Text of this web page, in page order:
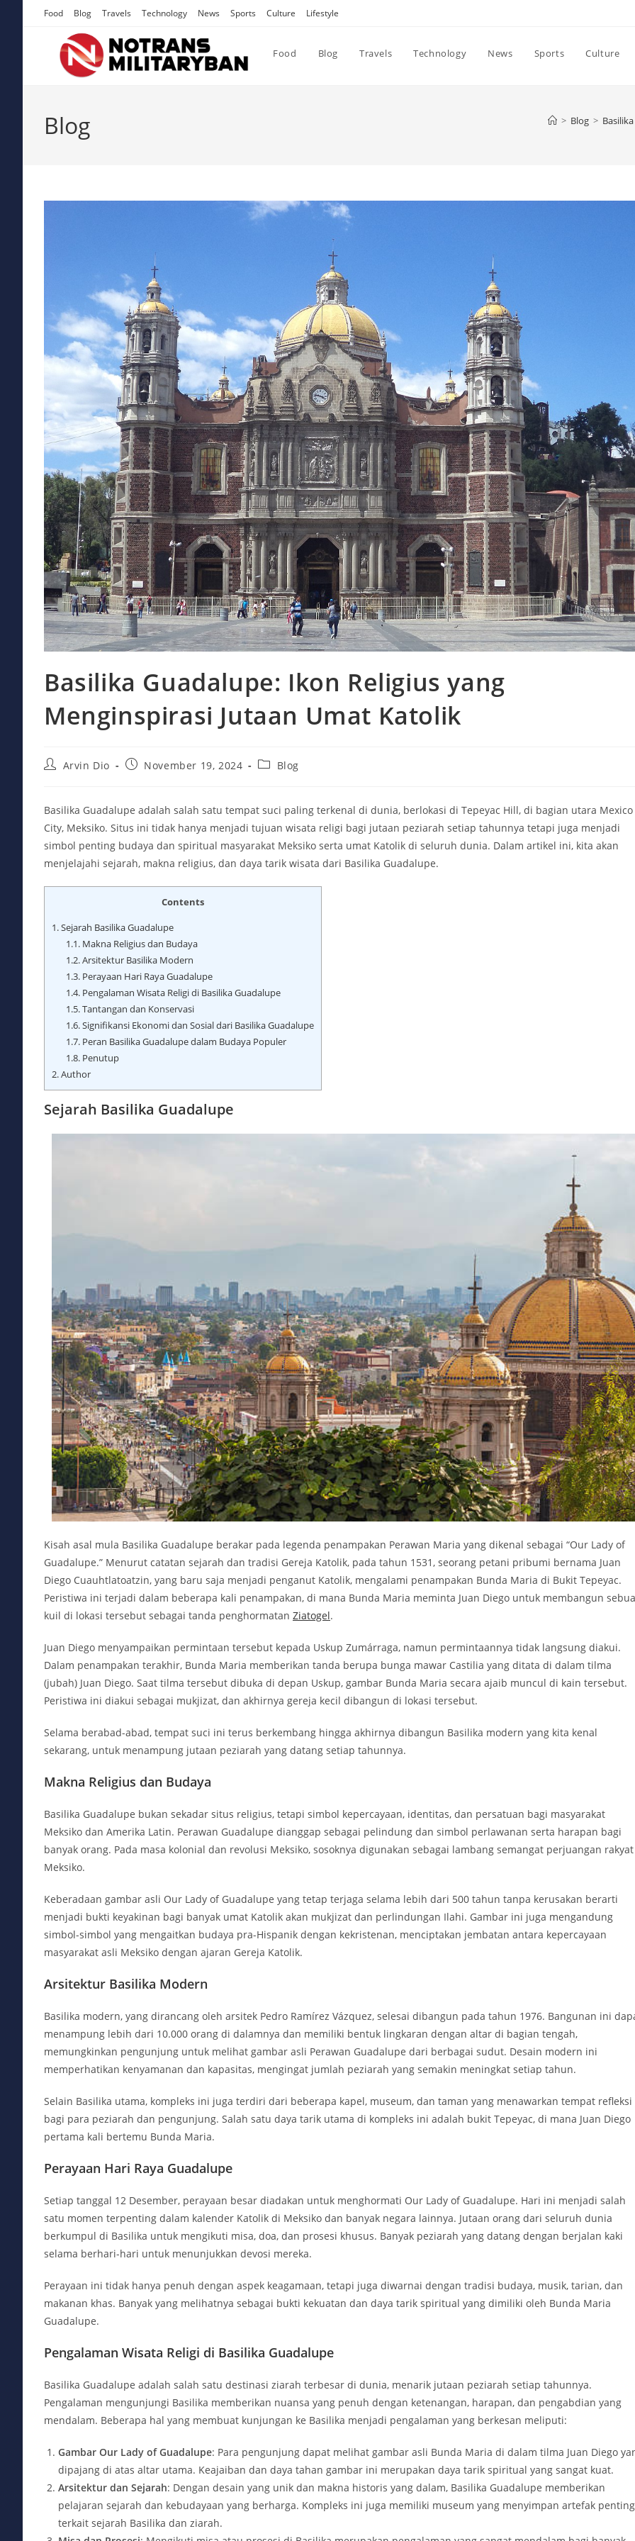
Food Blog Travels Technology News Sports Culture Lifestyle
Food Blog Travels Technology News Sports Culture
Blog > Blog >
Basilika Guadalupe: Ikon Religius yang
Menginspirasi Jutaan Umat Katolik
PostArvin Dio
PostNovember 19, 2024
PostBlog
Basilika Guadalupe adalah salah satu tempat suci paling terkenal di dunia, berlokasi di Tepeyac Hill, di bagian utara Mexico
City, Meksiko. Situs ini tidak hanya menjadi tujuan wisata religi bagi jutaan peziarah setiap tahunnya tetapi juga menjadi
simbol penting budaya dan spiritual masyarakat Meksiko serta umat Katolik di seluruh dunia. Dalam artikel ini, kita akan
menjelajahi sejarah, makna religius, dan daya tarik wisata dari Basilika Guadalupe.
Contents
1.Sejarah Basilika Guadalupe
1.1.Makna Religius dan Budaya
1.2.Arsitektur Basilika Modern
1.3.Perayaan Hari Raya Guadalupe
1.4.Pengalaman Wisata Religi di Basilika Guadalupe
1.5.Tantangan dan Konservasi
1.6.Signifikansi Ekonomi dan Sosial dari Basilika Guadalupe
1.7.Peran Basilika Guadalupe dalam Budaya Populer
1.8.Penutup
2.Author
Sejarah Basilika Guadalupe
Kisah asal mula Basilika Guadalupe berakar pada legenda penampakan Perawan Maria yang dikenal sebagai “Our Lady of
Guadalupe.” Menurut catatan sejarah dan tradisi Gereja Katolik, pada tahun 1531, seorang petani pribumi bernama Juan
Diego Cuauhtlatoatzin, yang baru saja menjadi penganut Katolik, mengalami penampakan Bunda Maria di Bukit Tepeyac.
Peristiwa ini terjadi dalam beberapa kali penampakan, di mana Bunda Maria meminta Juan Diego untuk membangun
kuil di lokasi tersebut sebagai tanda penghormatan Ziatogel.
Juan Diego menyampaikan permintaan tersebut kepada Uskup Zumárraga, namun permintaannya tidak langsung diakui.
Dalam penampakan terakhir, Bunda Maria memberikan tanda berupa bunga mawar Castilia yang ditata di dalam tilma
(jubah) Juan Diego. Saat tilma tersebut dibuka di depan Uskup, gambar Bunda Maria secara ajaib muncul di kain tersebut.
Peristiwa ini diakui sebagai mukjizat, dan akhirnya gereja kecil dibangun di lokasi tersebut.
Selama berabad-abad, tempat suci ini terus berkembang hingga akhirnya dibangun Basilika modern yang kita kenal
sekarang, untuk menampung jutaan peziarah yang datang setiap tahunnya.
Makna Religius dan Budaya
Basilika Guadalupe bukan sekadar situs religius, tetapi simbol kepercayaan, identitas, dan persatuan bagi masyarakat
Meksiko dan Amerika Latin. Perawan Guadalupe dianggap sebagai pelindung dan simbol perlawanan serta harapan bagi
banyak orang. Pada masa kolonial dan revolusi Meksiko, sosoknya digunakan sebagai lambang semangat perjuangan rakyat
Meksiko.
Keberadaan gambar asli Our Lady of Guadalupe yang tetap terjaga selama lebih dari 500 tahun tanpa kerusakan berarti
menjadi bukti keyakinan bagi banyak umat Katolik akan mukjizat dan perlindungan Ilahi. Gambar ini juga mengandung
simbol-simbol yang mengaitkan budaya pra-Hispanik dengan kekristenan, menciptakan jembatan antara kepercayaan
masyarakat asli Meksiko dengan ajaran Gereja Katolik.
Arsitektur Basilika Modern
Basilika modern, yang dirancang oleh arsitek Pedro Ramírez Vázquez, selesai dibangun pada tahun 1976. Bangunan ini
menampung lebih dari 10.000 orang di dalamnya dan memiliki bentuk lingkaran dengan altar di bagian tengah,
memungkinkan pengunjung untuk melihat gambar asli Perawan Guadalupe dari berbagai sudut. Desain modern ini
memperhatikan kenyamanan dan kapasitas, mengingat jumlah peziarah yang semakin meningkat setiap tahun.
Selain Basilika utama, kompleks ini juga terdiri dari beberapa kapel, museum, dan taman yang menawarkan tempat refleksi
bagi para peziarah dan pengunjung. Salah satu daya tarik utama di kompleks ini adalah bukit Tepeyac, di mana Juan Diego
pertama kali bertemu Bunda Maria.
Perayaan Hari Raya Guadalupe
Setiap tanggal 12 Desember, perayaan besar diadakan untuk menghormati Our Lady of Guadalupe. Hari ini menjadi salah
satu momen terpenting dalam kalender Katolik di Meksiko dan banyak negara lainnya. Jutaan orang dari seluruh dunia
berkumpul di Basilika untuk mengikuti misa, doa, dan prosesi khusus. Banyak peziarah yang datang dengan berjalan kaki
selama berhari-hari untuk menunjukkan devosi mereka.
Perayaan ini tidak hanya penuh dengan aspek keagamaan, tetapi juga diwarnai dengan tradisi budaya, musik, tarian, dan
makanan khas. Banyak yang melihatnya sebagai bukti kekuatan dan daya tarik spiritual yang dimiliki oleh Bunda Maria
Guadalupe.
Pengalaman Wisata Religi di Basilika Guadalupe
Basilika Guadalupe adalah salah satu destinasi ziarah terbesar di dunia, menarik jutaan peziarah setiap tahunnya.
Pengalaman mengunjungi Basilika memberikan nuansa yang penuh dengan ketenangan, harapan, dan pengabdian yang
mendalam. Beberapa hal yang membuat kunjungan ke Basilika menjadi pengalaman yang berkesan meliputi:
Gambar Our Lady of Guadalupe: Para pengunjung dapat melihat gambar asli Bunda Maria di dalam tilma Juan Diego
dipajang di atas altar utama. Keajaiban dan daya tahan gambar ini merupakan daya tarik spiritual yang sangat kuat.
Arsitektur dan Sejarah: Dengan desain yang unik dan makna historis yang dalam, Basilika Guadalupe memberikan
pelajaran sejarah dan kebudayaan yang berharga. Kompleks ini juga memiliki museum yang menyimpan artefak penting
terkait sejarah Basilika dan ziarah.